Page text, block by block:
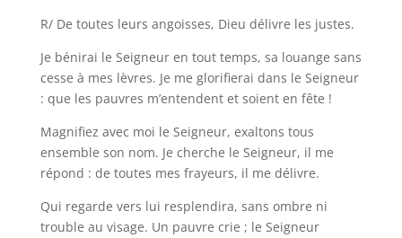
R/ De toutes leurs angoisses, Dieu délivre les justes.
Je bénirai le Seigneur en tout temps, sa louange sans
cesse à mes lèvres. Je me glorifierai dans le Seigneur
: que les pauvres m’entendent et soient en fête !
Magnifiez avec moi le Seigneur, exaltons tous
ensemble son nom. Je cherche le Seigneur, il me
répond : de toutes mes frayeurs, il me délivre.
Qui regarde vers lui resplendira, sans ombre ni
trouble au visage. Un pauvre crie ; le Seigneur